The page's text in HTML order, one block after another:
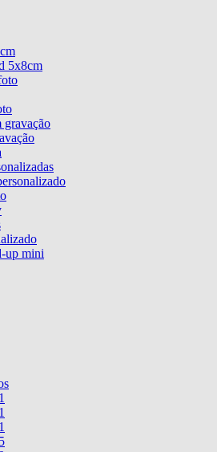
5x8cm
gravação
up mini